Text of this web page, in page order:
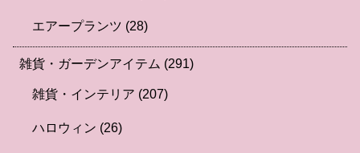
エアープランツ (28)
雑貨・ガーデンアイテム (291)
雑貨・インテリア (207)
ハロウィン (26)